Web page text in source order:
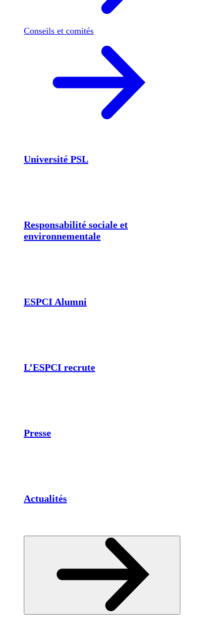
Conseils et comités
Université PSL
Responsabilité sociale et
environnementale
ESPCI Alumni
L’ESPCI recrute
Presse
Actualités